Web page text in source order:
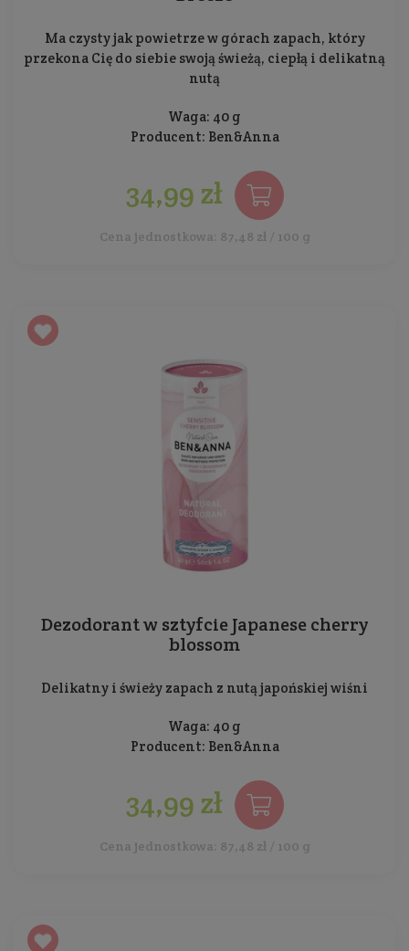
Ma czysty jak powietrze w górach zapach, który
przekona Cię do siebie swoją świeżą, ciepłą i delikatną
nutą
Waga: 40 g
Producent: Ben&Anna
34,99 zł
Cena jednostkowa: 87,48 zł / 100 g
Dezodorant w sztyfcie Japanese cherry
blossom
Delikatny i świeży zapach z nutą japońskiej wiśni
Waga: 40 g
Producent: Ben&Anna
34,99 zł
Cena jednostkowa: 87,48 zł / 100 g